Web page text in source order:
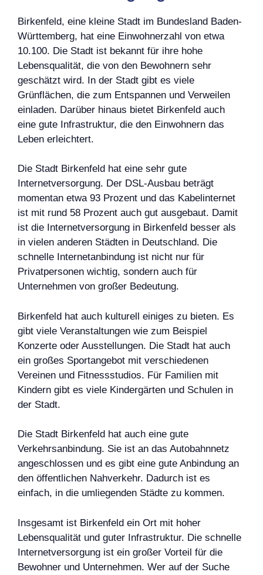
Birkenfeld, eine kleine Stadt im Bundesland Baden-
Württemberg, hat eine Einwohnerzahl von etwa
10.100. Die Stadt ist bekannt für ihre hohe
Lebensqualität, die von den Bewohnern sehr
geschätzt wird. In der Stadt gibt es viele
Grünflächen, die zum Entspannen und Verweilen
einladen. Darüber hinaus bietet Birkenfeld auch
eine gute Infrastruktur, die den Einwohnern das
Leben erleichtert.
Die Stadt Birkenfeld hat eine sehr gute
Internetversorgung. Der DSL-Ausbau beträgt
momentan etwa 93 Prozent und das Kabelinternet
ist mit rund 58 Prozent auch gut ausgebaut. Damit
ist die Internetversorgung in Birkenfeld besser als
in vielen anderen Städten in Deutschland. Die
schnelle Internetanbindung ist nicht nur für
Privatpersonen wichtig, sondern auch für
Unternehmen von großer Bedeutung.
Birkenfeld hat auch kulturell einiges zu bieten. Es
gibt viele Veranstaltungen wie zum Beispiel
Konzerte oder Ausstellungen. Die Stadt hat auch
ein großes Sportangebot mit verschiedenen
Vereinen und Fitnessstudios. Für Familien mit
Kindern gibt es viele Kindergärten und Schulen in
der Stadt.
Die Stadt Birkenfeld hat auch eine gute
Verkehrsanbindung. Sie ist an das Autobahnnetz
angeschlossen und es gibt eine gute Anbindung an
den öffentlichen Nahverkehr. Dadurch ist es
einfach, in die umliegenden Städte zu kommen.
Insgesamt ist Birkenfeld ein Ort mit hoher
Lebensqualität und guter Infrastruktur. Die schnelle
Internetversorgung ist ein großer Vorteil für die
Bewohner und Unternehmen. Wer auf der Suche